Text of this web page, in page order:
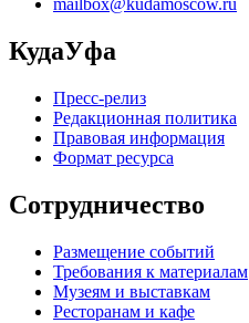
mailbox@kudamoscow.ru
КудаУфа
Пресс-релиз
Редакционная политика
Правовая информация
Формат ресурса
Сотрудничество
Размещение событий
Требования к материалам
Музеям и выставкам
Ресторанам и кафе